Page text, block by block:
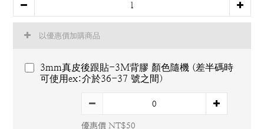
以優惠價加購商品
3mm真皮後跟貼-3M背膠 顏色隨機 (差半碼時
可使用ex:介於36-37 號之間）
優惠價 NT$50